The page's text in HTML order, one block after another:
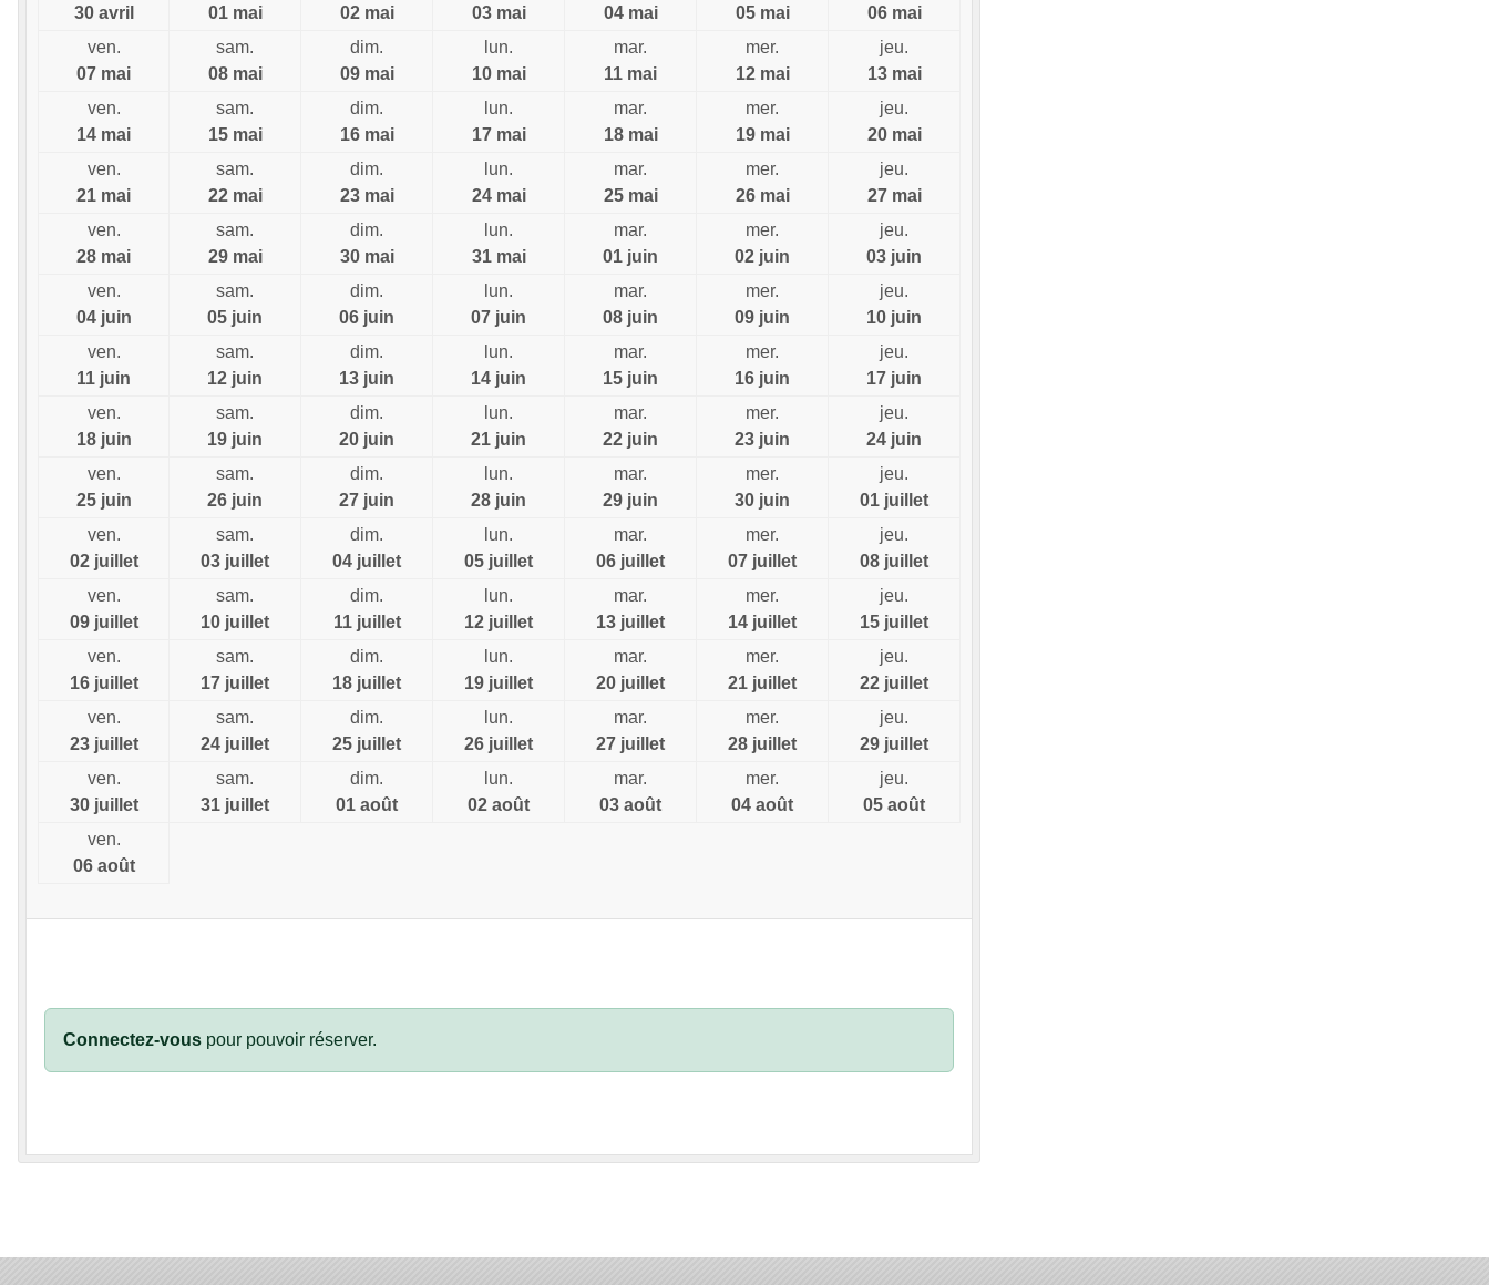
30 avril
01 mai
02 mai
03 mai
04 mai
05 mai
06 mai
ven.
07 mai
sam.
08 mai
dim.
09 mai
lun.
10 mai
mar.
11 mai
mer.
12 mai
jeu.
13 mai
ven.
14 mai
sam.
15 mai
dim.
16 mai
lun.
17 mai
mar.
18 mai
mer.
19 mai
jeu.
20 mai
ven.
21 mai
sam.
22 mai
dim.
23 mai
lun.
24 mai
mar.
25 mai
mer.
26 mai
jeu.
27 mai
ven.
28 mai
sam.
29 mai
dim.
30 mai
lun.
31 mai
mar.
01 juin
mer.
02 juin
jeu.
03 juin
ven.
04 juin
sam.
05 juin
dim.
06 juin
lun.
07 juin
mar.
08 juin
mer.
09 juin
jeu.
10 juin
ven.
11 juin
sam.
12 juin
dim.
13 juin
lun.
14 juin
mar.
15 juin
mer.
16 juin
jeu.
17 juin
ven.
18 juin
sam.
19 juin
dim.
20 juin
lun.
21 juin
mar.
22 juin
mer.
23 juin
jeu.
24 juin
ven.
25 juin
sam.
26 juin
dim.
27 juin
lun.
28 juin
mar.
29 juin
mer.
30 juin
jeu.
01 juillet
ven.
02 juillet
sam.
03 juillet
dim.
04 juillet
lun.
05 juillet
mar.
06 juillet
mer.
07 juillet
jeu.
08 juillet
ven.
09 juillet
sam.
10 juillet
dim.
11 juillet
lun.
12 juillet
mar.
13 juillet
mer.
14 juillet
jeu.
15 juillet
ven.
16 juillet
sam.
17 juillet
dim.
18 juillet
lun.
19 juillet
mar.
20 juillet
mer.
21 juillet
jeu.
22 juillet
ven.
23 juillet
sam.
24 juillet
dim.
25 juillet
lun.
26 juillet
mar.
27 juillet
mer.
28 juillet
jeu.
29 juillet
ven.
30 juillet
sam.
31 juillet
dim.
01 août
lun.
02 août
mar.
03 août
mer.
04 août
jeu.
05 août
ven.
06 août
Connectez-vous pour pouvoir réserver.